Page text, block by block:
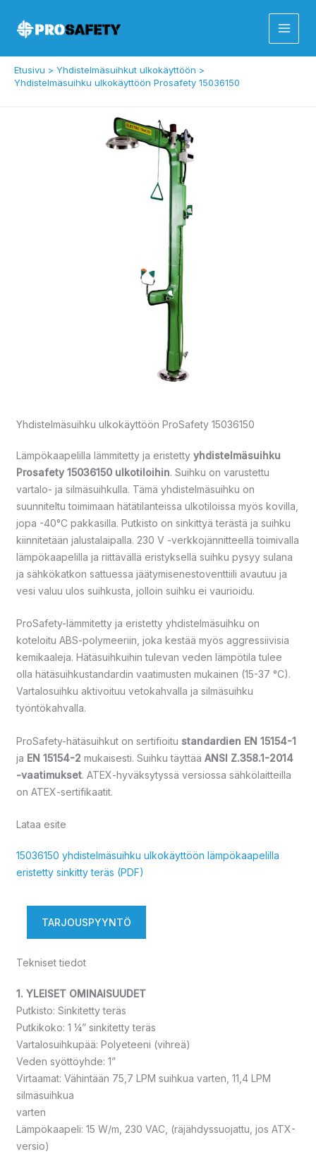
sisältöön
Etusivu
Yhdistelmäsuihkut ulkokäyttöön
Yhdistelmäsuihku ulkokäyttöön Prosafety 15036150
Yhdistelmäsuihku ulkokäyttöön ProSafety 15036150
Lämpökaapelilla lämmitetty ja eristetty yhdistelmäsuihku
Prosafety 15036150 ulkotiloihin. Suihku on varustettu
vartalo- ja silmäsuihkulla. Tämä yhdistelmäsuihku on
suunniteltu toimimaan hätätilanteissa ulkotiloissa myös kovilla,
jopa -40°C pakkasilla. Putkisto on sinkittyä terästä ja suihku
kiinnitetään jalustalaipalla. 230 V -verkkojännitteellä toimivalla
lämpökaapelilla ja riittävällä eristyksellä suihku pysyy sulana
ja sähkökatkon sattuessa jäätymisenestoventtiili avautuu ja
vesi valuu ulos suihkusta, jolloin suihku ei vaurioidu.
ProSafety-lämmitetty ja eristetty yhdistelmäsuihku on
koteloitu ABS-polymeeriin, joka kestää myös aggressiivisia
kemikaaleja. Hätäsuihkuihin tulevan veden lämpötila tulee
olla hätäsuihkustandardin vaatimusten mukainen (15-37 °C).
Vartalosuihku aktivoituu vetokahvalla ja silmäsuihku
työntökahvalla.
ProSafety-hätäsuihkut on sertifioitu standardien EN 15154-1
ja EN 15154-2 mukaisesti. Suihku täyttää ANSI Z.358.1-2014
-vaatimukset. ATEX-hyväksytyssä versiossa sähkölaitteilla
on ATEX-sertifikaatit.
Lataa esite
15036150 yhdistelmäsuihku ulkokäyttöön lämpökaapelilla
eristetty sinkitty teräs (PDF)
TARJOUSPYYNTÖ
Tekniset tiedot
1. YLEISET OMINAISUUDET
Putkisto: Sinkitetty teräs
Putkikoko: 1 ¼” sinkitetty teräs
Vartalosuihkupää: Polyeteeni (vihreä)
Veden syöttöyhde: 1”
Virtaamat: Vähintään 75,7 LPM suihkua varten, 11,4 LPM
silmäsuihkua
varten
Lämpökaapeli: 15 W/m, 230 VAC, (räjähdyssuojattu, jos ATX-
versio)